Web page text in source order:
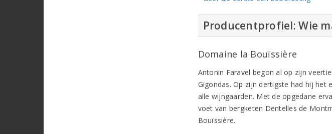
Producentprofiel: Wie
Domaine la Bouïssière
Antonin Faravel begon al op zijn
Gigondas. Op zijn dertigste had hij
alle wijngaarden. Met de opgedane
voet van bergketen Dentelles de
Bouïssière.